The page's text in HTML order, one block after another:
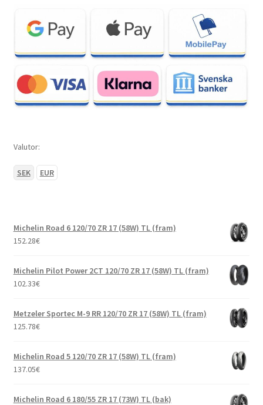
Valutor:
SEK EUR
Michelin Road 6 120/70 ZR 17 (58W) TL (fram)
152.28€
Michelin Pilot Power 2CT 120/70 ZR 17 (58W) TL (fram)
102.33€
Metzeler Sportec M-9 RR 120/70 ZR 17 (58W) TL (fram)
125.78€
Michelin Road 5 120/70 ZR 17 (58W) TL (fram)
137.05€
Michelin Road 6 180/55 ZR 17 (73W) TL (bak)